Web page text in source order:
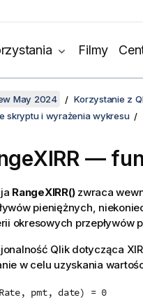
Filmy
May 2024 Korzystanie z
skryptu i wyrażenia wykresu
—
RangeXIRR()zwraca
pieniężnych,
okresowych przepływów
Qlikdotycząca
w celu uzyskania
pmt, date) = 0